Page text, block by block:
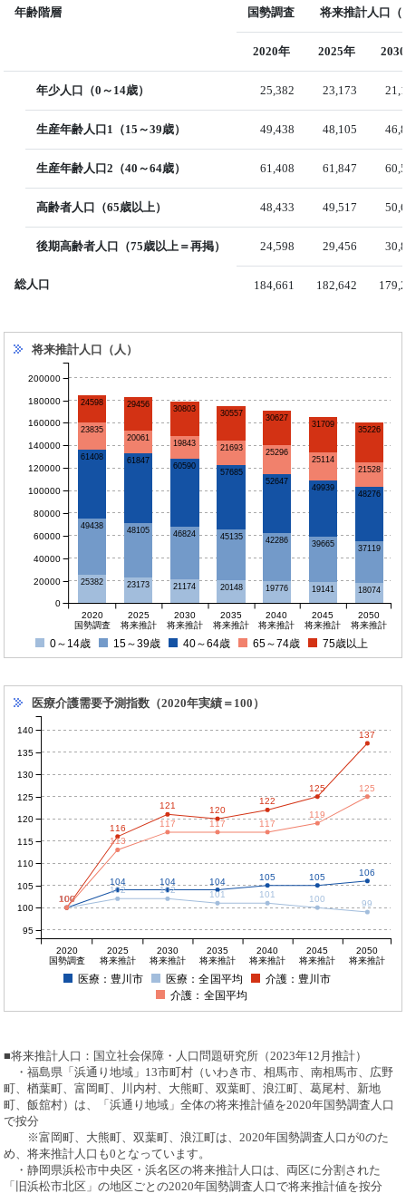
年齢階層 国勢調査 将来推計人口（
2020年 2025年
年少人口（0～14歳） 25,382 23,173
生産年齢人口1（15～39歳） 49,438 48,105
生産年齢人口2（40～64歳） 61,408 61,847
高齢者人口（65歳以上） 48,433 49,517
後期高齢者人口（75歳以上＝再掲） 24,598 29,456
総人口 184,661 182,642
将来推計人口（人）
25382 23173 21174 20148 19776 19141 18074
49438 48105 46824 45135 42286 39665 37119
61408 61847
60590
57685
52647
49939
48276
23835
20061
19843 21693
25296
25114
21528
24598 29456 30803 30557
30627
31709
35226
2020
国勢調査
2025
将来推計
2030
将来推計
2035
将来推計
2040
将来推計
2045
将来推計
2050
将来推計
0
20000
40000
60000
80000
100000
120000
140000
160000
180000
200000
0～14歳 15～39歳 40～64歳 65～74歳 75歳以上
医療介護需要予測指数（2020年実績＝100）
100
104 104 104 105 105 106
100
102 102 101 101 100 99
100
116
121 120
122
125
137
100
113
117 117 117
119
125
2020
国勢調査
2025
将来推計
2030
将来推計
2035
将来推計
2040
将来推計
2045
将来推計
2050
将来推計
100
105
110
115
120
125
130
135
140
95
医療：豊川市 医療：全国平均
介護：豊川市
介護：全国平均
■将来推計人口：国立社会保障・人口問題研究所（2023年12月推計）
・福島県「浜通り地域」13市町村（いわき市、相馬市、南相馬市、広野
町、楢葉町、富岡町、川内村、大熊町、双葉町、浪江町、葛尾村、新地
町、飯舘村）は、「浜通り地域」全体の将来推計値を2020年国勢調査人口
で按分
※富岡町、大熊町、双葉町、浪江町は、2020年国勢調査人口が0のた
め、将来推計人口も0となっています。
・静岡県浜松市中央区・浜名区の将来推計人口は、両区に分割された
「旧浜松市北区」の地区ごとの2020年国勢調査人口で将来推計値を按分